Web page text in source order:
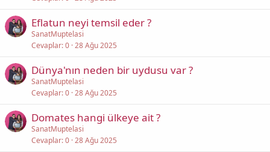
Eflatun neyi temsil eder ?
SanatMuptelasi
Cevaplar 0 28 Ağu 2025
Dünya'nın neden bir uydusu var ?
SanatMuptelasi
Cevaplar 0 28 Ağu 2025
Domates hangi ülkeye ait ?
SanatMuptelasi
Cevaplar 0 28 Ağu 2025